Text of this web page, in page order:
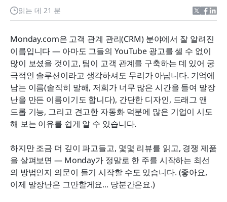
읽는 데 21 분
Monday.com은 고객 관계 관리(CRM) 분야에서 잘 알려진
이름입니다 — 아마도 그들의 YouTube 광고를 셀 수 없이
많이 보셨을 것이고, 팀이 고객 관계를 구축하는 데 있어 궁
극적인 솔루션이라고 생각하셔도 무리가 아닙니다. 기억에
남는 이름(솔직히 말해, 저희가 너무 많은 시간을 들여 말장
난을 만든 이름이기도 합니다), 간단한 디자인, 드래그 앤
드롭 기능, 그리고 견고한 자동화 덕분에 많은 기업이 시도
해 보는 이유를 쉽게 알 수 있습니다.
하지만 조금 더 깊이 파고들고, 몇몇 리뷰를 읽고, 경쟁 제품
을 살펴보면 — Monday가 정말로 한 주를 시작하는 최선
의 방법인지 의문이 들기 시작할 수도 있습니다. (좋아요,
이제 말장난은 그만할게요... 당분간은요.)
월요일 CRM 검토
한눈에 보는 Monday CRM 대안
월요일 CRM 대안 상위 12개
귀하의 비즈니스에 가장 적합한 CRM 소프트웨어를
선택하세요
영업팀이 Monday CRM 대신 Lark를 선택하는 이유
최종 생각